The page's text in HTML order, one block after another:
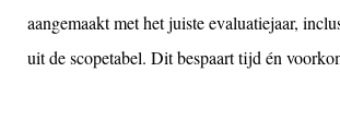
aangemaakt met het juiste evaluatiejaar,
uit de scopetabel. Dit bespaart tijd én